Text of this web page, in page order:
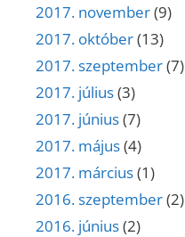
2017. november(9)
2017. október(13)
2017. szeptember(7)
2017. július(3)
2017. június(7)
2017. május(4)
2017. március(1)
2016. szeptember(2)
2016. június(2)